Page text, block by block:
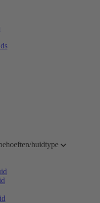
huidtype